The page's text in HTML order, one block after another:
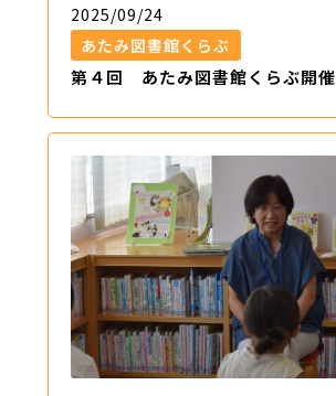
2025/09/24
あたみ図書館くらぶ
第４回 あたみ図書館くらぶ開催